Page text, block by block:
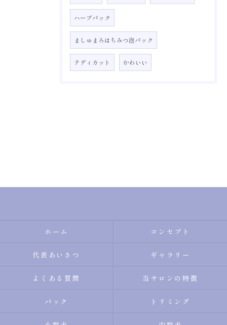
ハーブパック
ましゅまろはちみつ泡パック
テディカット かわいい
ホーム コンセプト
代表あいさつ ギャラリー
よくある質問 当サロンの特徴
パック トリミング